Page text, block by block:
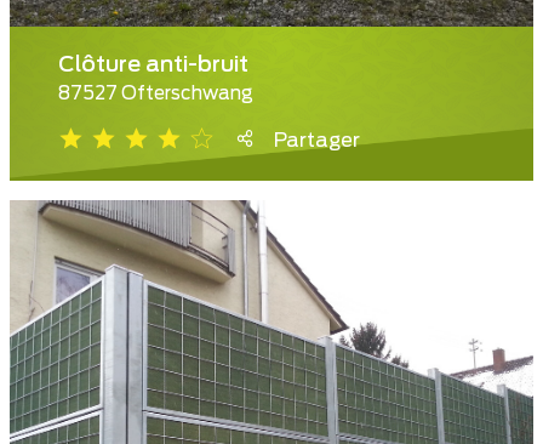
Clôture anti-bruit
87527 Ofterschwang
Partager